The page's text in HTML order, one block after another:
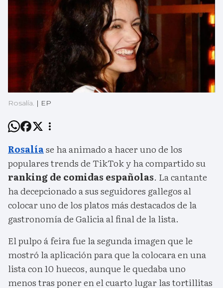
Rosalía. | EP
Rosalíase ha animado a hacer uno de los
populares trends de TikTok y ha compartido su
ranking de comidas españolas. La cantante
ha decepcionado a sus seguidores gallegos al
colocar uno de los platos más destacados de la
gastronomía de Galicia al final de la lista.
El pulpo á feira fue la segunda imagen que le
mostró la aplicación para que la colocara en una
lista con 10 huecos, aunque le quedaba uno
menos tras poner en el cuarto lugar las tortillitas